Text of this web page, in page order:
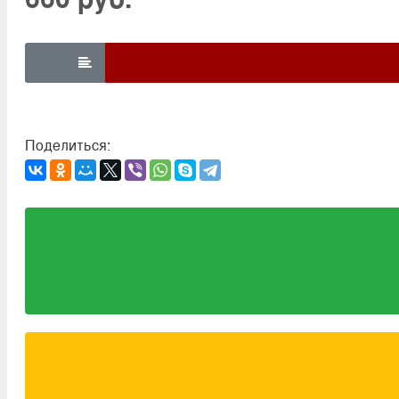

Поделиться: